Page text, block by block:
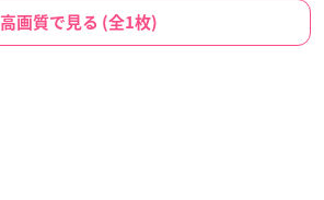
高画質で見る (全1枚)